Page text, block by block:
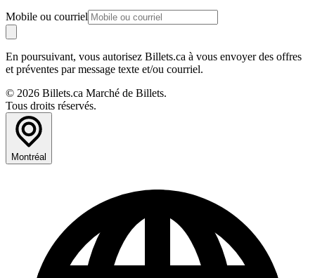
Mobile ou courriel
En poursuivant, vous autorisez Billets.ca à vous envoyer des offres
et préventes par message texte et/ou courriel.
© 2026 Billets.ca Marché de Billets.
Tous droits réservés.
Montréal